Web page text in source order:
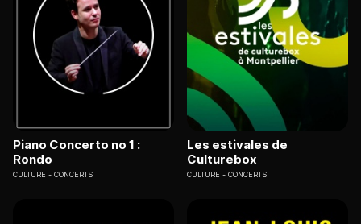
Piano Concerto no 1 :
Rondo
CULTURE CONCERTS
Les estivales de
Culturebox
CULTURE CONCERTS